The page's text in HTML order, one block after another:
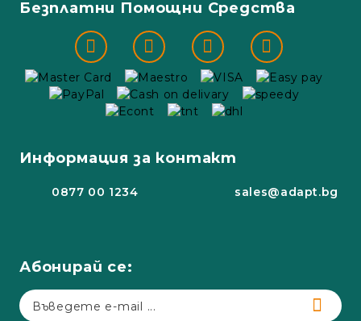
Безплатни Помощни Средства
Информация за контакт
0877 00 1234 sales@adapt.bg
Абонирай се: